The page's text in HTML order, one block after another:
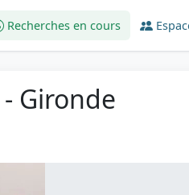
Recherches en cours
Gironde